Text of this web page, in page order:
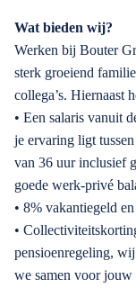
Wat bieden wij?
Werken bij Bouter
sterk groeiend
collega’s. Hiernaast
• Een salaris vanuit
je ervaring ligt
van 36 uur inclusief
goede werk-privé
• 8% vakantiegeld
•
pensioenregeling, wij
we samen voor jouw